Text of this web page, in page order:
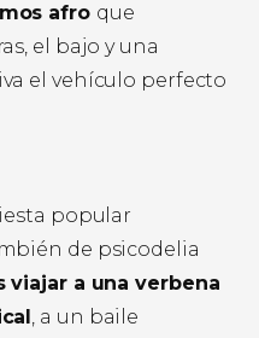
afro que
el bajo y una
el vehículo perfecto
popular
de psicodelia
viajar a una verbena
, a un baile